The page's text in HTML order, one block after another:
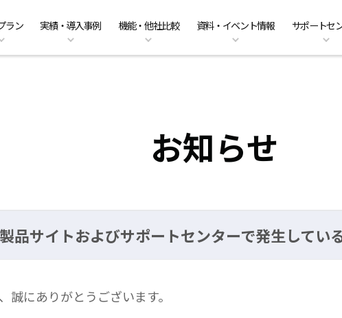
ラン 実績・導入事例 機能・他社比較 資料・イベント情報 サポートセ
ァイルサーバーのクラウド移行 ファイル共有・コラボレー
Team Business 料金プラン DirectCloud AIの料金プ
導入事例 利用シーン
管理者機能
イベント情報 キャンペーン案内
よくあるご質問 PDFマニュアル
販売パートナーのご紹介
お知らせ
品サイトおよびサポートセンターで発生してい
にありがとうございます。